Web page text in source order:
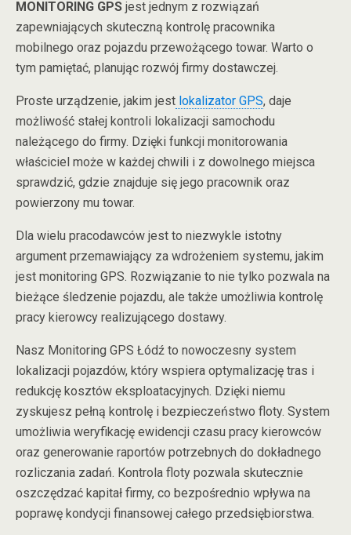
MONITORING GPS jest jednym z rozwiązań
zapewniających skuteczną kontrolę pracownika
mobilnego oraz pojazdu przewożącego towar. Warto o
tym pamiętać, planując rozwój firmy dostawczej.
Proste urządzenie, jakim jest lokalizator GPS, daje
możliwość stałej kontroli lokalizacji samochodu
należącego do firmy. Dzięki funkcji monitorowania
właściciel może w każdej chwili i z dowolnego miejsca
sprawdzić, gdzie znajduje się jego pracownik oraz
powierzony mu towar.
Dla wielu pracodawców jest to niezwykle istotny
argument przemawiający za wdrożeniem systemu, jakim
jest monitoring GPS. Rozwiązanie to nie tylko pozwala na
bieżące śledzenie pojazdu, ale także umożliwia kontrolę
pracy kierowcy realizującego dostawy.
Nasz Monitoring GPS Łódź to nowoczesny system
lokalizacji pojazdów, który wspiera optymalizację tras i
redukcję kosztów eksploatacyjnych. Dzięki niemu
zyskujesz pełną kontrolę i bezpieczeństwo floty. System
umożliwia weryfikację ewidencji czasu pracy kierowców
oraz generowanie raportów potrzebnych do dokładnego
rozliczania zadań. Kontrola floty pozwala skutecznie
oszczędzać kapitał firmy, co bezpośrednio wpływa na
poprawę kondycji finansowej całego przedsiębiorstwa.